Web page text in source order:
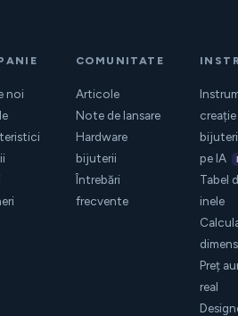
noi
COMUNITATE
Articole
Note de lansare
Hardware
bijuterii
Întrebări
frecvente
creație
pe IA
Tabel
inele
Preț
real